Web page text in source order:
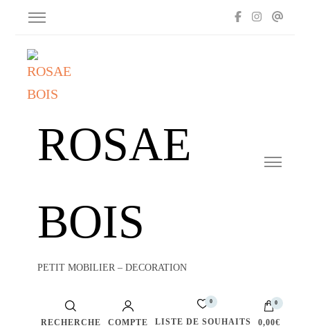
ROSAE
BOIS
PETIT MOBILIER – DECORATION
RECHERCHE COMPTE
0
LISTE DE SOUHAITS
0
0,00€